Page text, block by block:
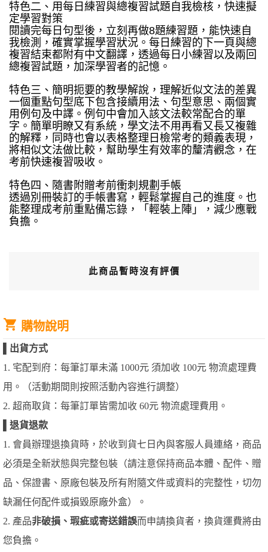
特色二、用每日練習與總複習試題自我檢核，快速擬
定學習對策
閱讀完每日句型後，立刻再做8題練習題，能快速自
我檢測，確實掌握學習狀況。每日練習的下一頁與總
複習結束都附有中文翻譯，透過每日小練習以及兩回
總複習試題，加深學習者的記憶。
特色三、簡明扼要的教學解說，理解近似文法的差異
一個重點句型底下包含接續用法、句型意思、兩個實
用例句及中譯。例句中會加入該文法較常配合的單
字。簡單明瞭又有系統，學文法不用再看又長又複雜
的解釋，同時也會以表格整理日檢常考的類義表現，
將相似文法做比較，幫助學生有效率的釐清觀念，在
考前快速複習吸收。
特色四、隨書附贈考前衝刺規劃手帳
透過別冊裝訂的手帳書寫，輕鬆掌握自己的進度。也
能整理成考前重點備忘錄，「輕裝上陣」，減少應戰
負擔。
此商品暫時沒有評價
購物說明
出貨方式
1. 宅配到府：每筆訂單未滿 1000元 須加收 100元 物流處理費
用。（活動期間則按照活動內容進行調整）
2. 超商取貨：每筆訂單皆需加收 60元 物流處理費用。
退貨退款
1. 會員辦理退換貨時，於收到貨七日內與客服人員連絡，商品
必須是全新狀態與完整包裝（請注意保持商品本體、配件、贈
品、保證書、原廠包裝及所有附隨文件或資料的完整性，切勿
缺漏任何配件或損毀原廠外盒）。
2. 產品非破損、瑕疵或寄送錯誤而申請換貨者，換貨運費將由
您負擔。